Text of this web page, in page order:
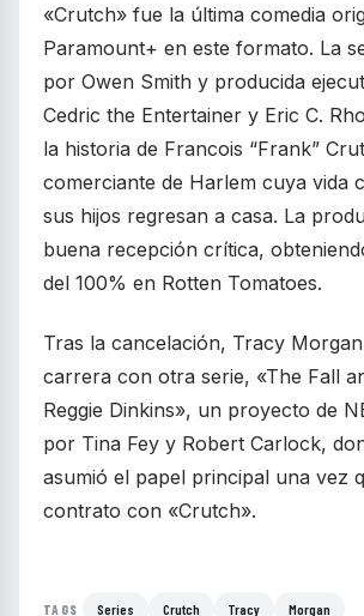
«Crutch» fue la última comedia
Paramount+ en este formato. La
por Owen Smith y producida
Cedric the Entertainer y Eric C.
la historia de Francois “Frank”
comerciante de Harlem cuya vida
sus hijos regresan a casa. La
buena recepción crítica,
del 100% en Rotten Tomatoes.
Tras la cancelación, Tracy
carrera con otra serie, «The Fall
Reggie Dinkins», un proyecto de
por Tina Fey y Robert Carlock,
asumió el papel principal una vez
contrato con «Crutch».
TAGS Series Crutch Tracy Morgan